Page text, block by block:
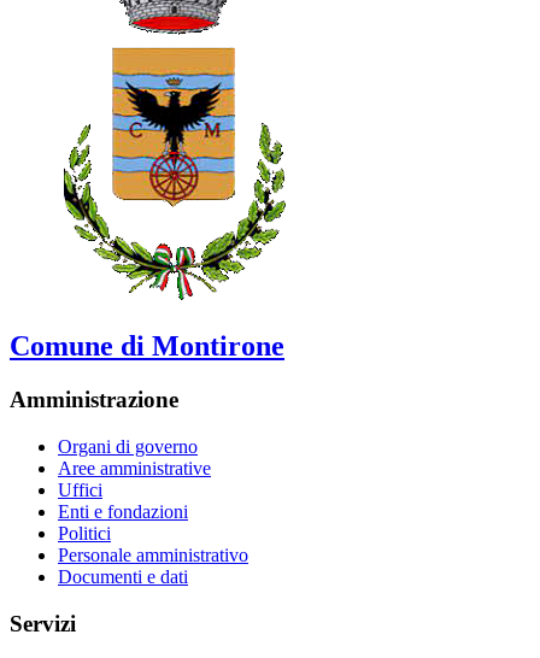
Comune di Montirone
Amministrazione
Organi di governo
Aree amministrative
Uffici
Enti e fondazioni
Politici
Personale amministrativo
Documenti e dati
Servizi